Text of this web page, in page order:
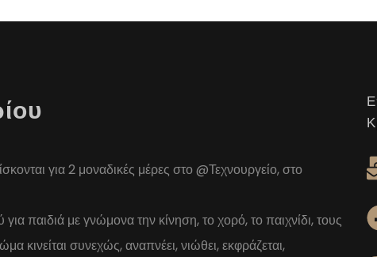
για 2 μοναδικές μέρες στο @Τεχνουργείο, στο
παιδιά με γνώμονα την κίνηση, το χορό, το παιχνίδι, τους
κινείται συνεχώς, αναπνέει, νιώθει, εκφράζεται,